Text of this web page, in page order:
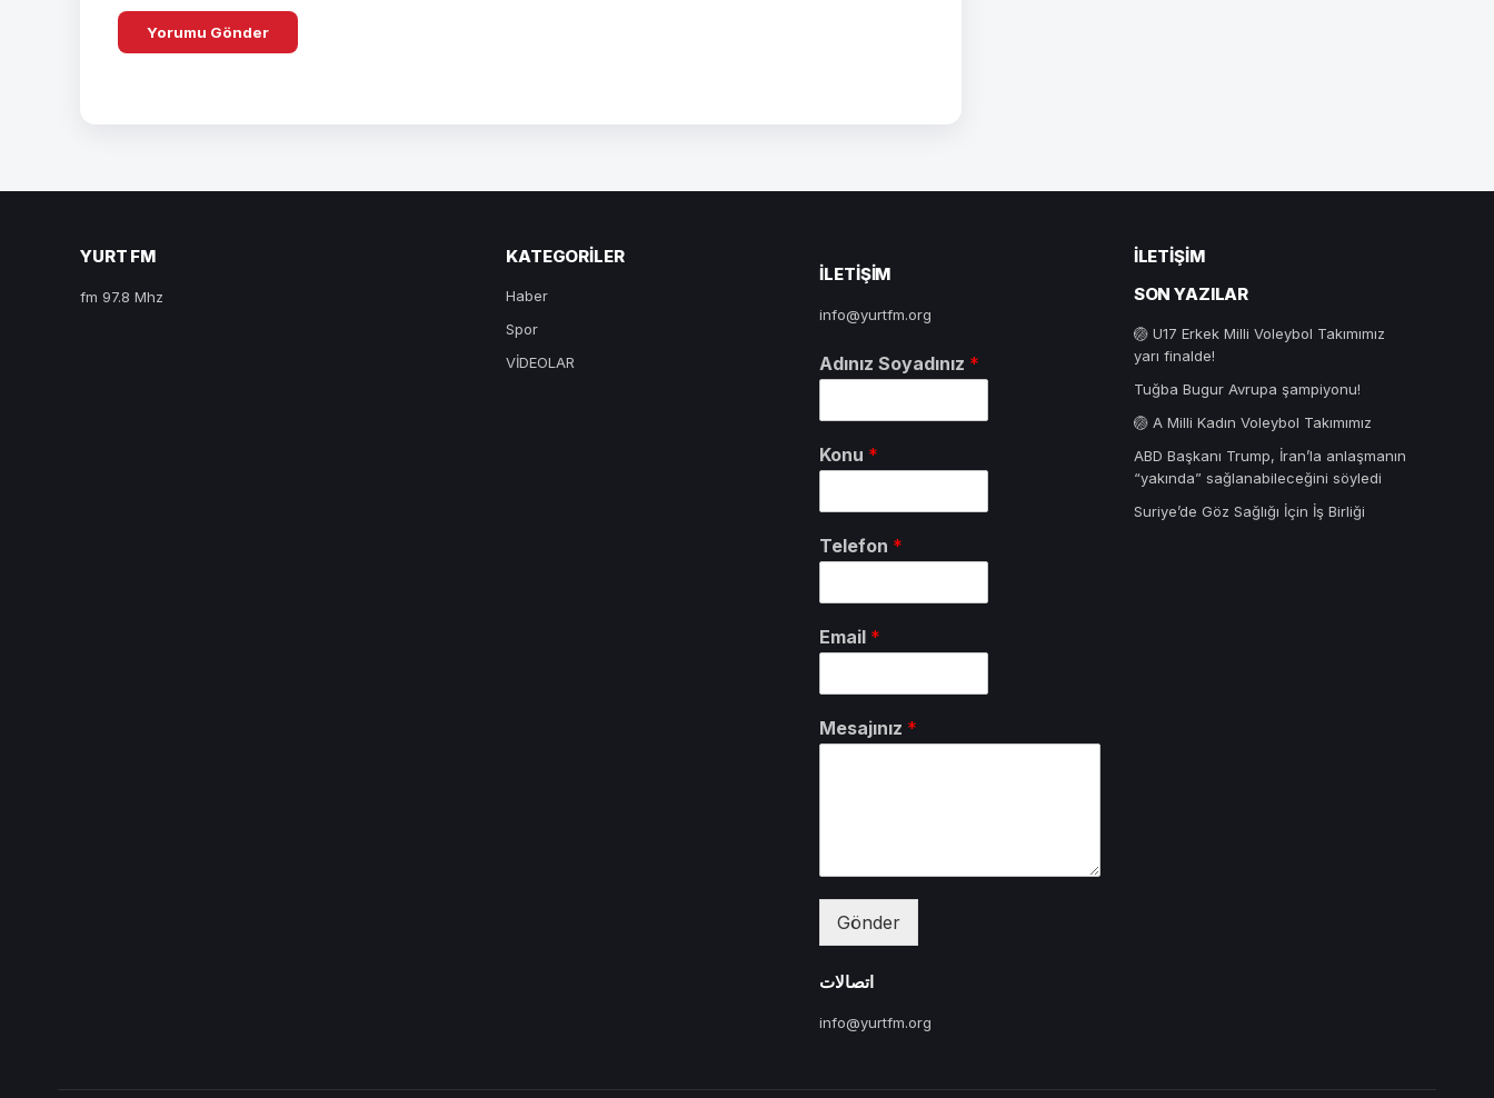
YURT FM
fm 97.8 Mhz
KATEGORILER
Haber
Spor
VİDEOLAR
ILETIŞIM
info@yurtfm.org
Adınız Soyadınız *
Konu *
Telefon *
Email *
Mesajınız *
Gönder
اتصالات
info@yurtfm.org
İLETIŞIM
SON YAZILAR
🏐 U17 Erkek Milli Voleybol Takımımız
yarı finalde!
Tuğba Bugur Avrupa şampiyonu!
🏐 A Milli Kadın Voleybol Takımımız
ABD Başkanı Trump, İran’la anlaşmanın
“yakında” sağlanabileceğini söyledi
Suriye’de Göz Sağlığı İçin İş Birliği